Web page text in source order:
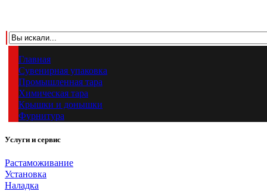
Главная
Сувенирная упаковка
Промышленная тара
Химическая тара
Крышки и донышки
Фурнитура
Услуги и сервис
Растаможивание
Установка
Наладка